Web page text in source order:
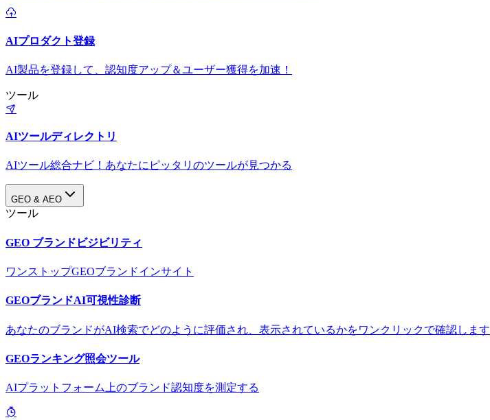
AIプロダクト登録
AI製品を登録して、認知度アップ＆ユーザー獲得を加速！
ツール
AIツールディレクトリ
AIツール総合ナビ！あなたにピッタリのツールが見つかる
GEO & AEO
ツール
GEO ブランドビジビリティ
ワンストップGEOブランドインサイト
GEOブランドAI可視性診断
あなたのブランドがAI検索でどのように評価され、表示されているかをワンクリックで確認します
GEOランキング照会ツール
AIプラットフォーム上のブランド認知度を測定する